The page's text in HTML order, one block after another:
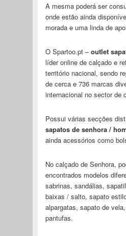
A mesma poderá ser
onde estão ainda
morada e uma linda de
O Spartoo.pt –outlet
líder online de calçado e
território nacional, sendo
de cerca e 736 marcas
internacional no sector de
Possui várias secções
sapatos de senhora /
ainda acessórios como
No calçado de Senhora,
encontrados modelos
sabrinas, sandálias,
baixas / salto, sapato
alpargatas, sapato de
pantufas.